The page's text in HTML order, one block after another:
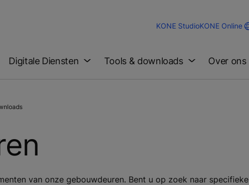
KONE StudioKONE Online
Digitale Diensten Tools & downloads Over ons
van onze gebouwdeuren. Bent u op zoek naar specifieke